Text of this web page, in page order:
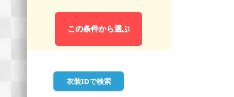
この条件から選ぶ
衣装IDで検索